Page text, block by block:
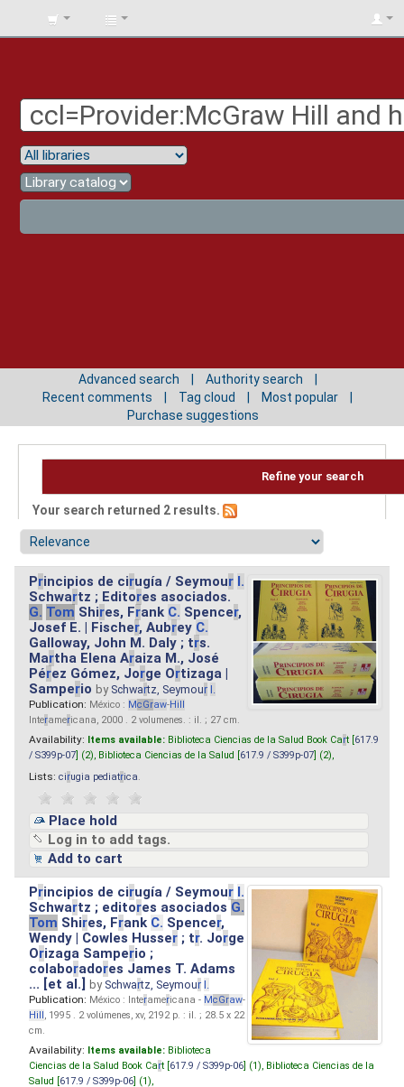
BIBLIOTECA
Advanced search
Authority search
Recent comments
Tag cloud
Most popular
Purchase suggestions
Refine your search
Your search returned 2 results.
Principios de cirugía / Seymour I.
Schwartz ; Editores asociados.
G. Tom Shires, Frank C. Spencer,
Josef E. | Fischer, Aubrey C.
Galloway, John M. Daly ; trs.
Martha Elena Araiza M., José
Pérez Gómez, Jorge Ortizaga |
Samperio by Schwartz, Seymour I.
Publication: México : McGraw-Hill
Interamericana, 2000 . 2 volumenes. : il. ; 27 cm.
Availability: Items available: Biblioteca Ciencias de la Salud Book Cart [ 617.9
/ S399p-07 ] (2), Biblioteca Ciencias de la Salud [ 617.9 / S399p-07 ] (2),
Lists: cirugia pediatrica
Place hold
Log in to add tags.
Add to cart
Principios de cirugía / Seymour I.
Schwartz ; editores asociados G.
Tom Shires, Frank C. Spencer,
Wendy | Cowles Husser ; tr. Jorge
Orizaga Samperio ;
colaboradores James T. Adams
... [et al.]by Schwartz, Seymour I.
Publication: México : Interamericana - McGraw-
Hill, 1995 . 2 volúmenes, xv, 2192 p. : il. ; 28.5 x 22
cm.
Availability: Items available: Biblioteca
Ciencias de la Salud Book Cart [ 617.9 / S399p-06 ] (1), Biblioteca Ciencias de la
Salud [ 617.9 / S399p-06 ] (1),